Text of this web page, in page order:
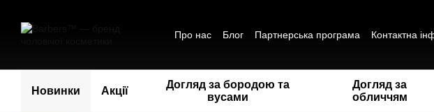
Про нас Блог Партнерська програма Контактна
Новинки Акції
Догляд за бородою та
вусами
Догляд за
обличчям